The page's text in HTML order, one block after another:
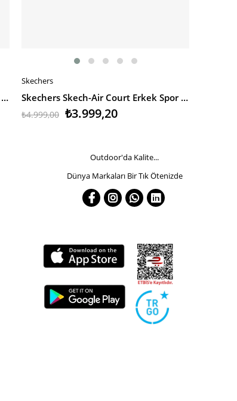
Skechers Skech-Air Court Erkek Spor Ayakkabı
SEPETE EKLE
Skechers
Skechers Skech-Air Court Erkek Spor Ayakkabı
₺3.999,20
₺4.999,00
Outdoor'da Kalite...
Dünya Markaları Bir Tık Ötenizde